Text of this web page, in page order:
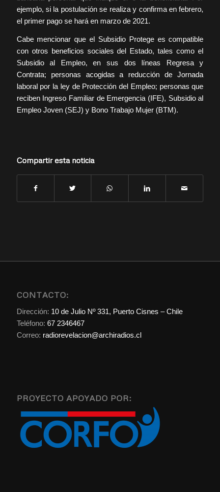
ejemplo, si la postulación se realiza y confirma en febrero,
el primer pago se hará en marzo de 2021.
Cabe mencionar que el Subsidio Protege es compatible
con otros beneficios sociales del Estado, tales como el
Subsidio al Empleo, en sus dos líneas Regresa y
Contrata; personas acogidas a reducción de Jornada
laboral por la ley de Protección del Empleo; personas que
reciben Ingreso Familiar de Emergencia (IFE), Subsidio al
Empleo Joven (SEJ) y Bono Trabajo Mujer (BTM).
Compartir esta noticia
CONTACTO:
Dirección: 10 de Julio Nº 331, Puerto Cisnes – Chile
Teléfono: 67 2346467
Correo: radiorevelacion@archiradios.cl
PROYECTO APOYADO POR: